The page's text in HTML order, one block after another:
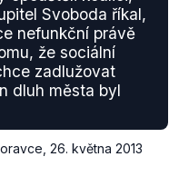
Svoboda říkal,
nefunkční právě
že sociální
zadlužovat
dluh města byl
26. května 2013